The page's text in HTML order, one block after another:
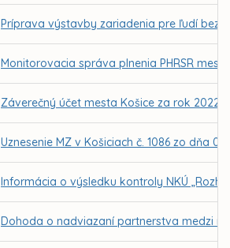
Príprava výstavby zariadenia pre ľudí bez
Monitorovacia správa plnenia PHRSR
Záverečný účet mesta Košice za rok 2022
Uznesenie MZ v Košiciach č. 1086 zo dňa
Informácia o výsledku kontroly NKÚ
Dohoda o nadviazaní partnerstva medzi